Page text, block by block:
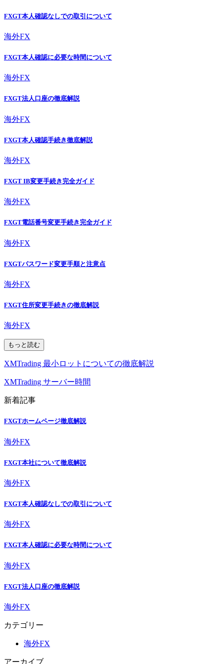
FXGT本人確認なしでの取引について
海外FX
FXGT本人確認に必要な時間について
海外FX
FXGT法人口座の徹底解説
海外FX
FXGT本人確認手続き徹底解説
海外FX
FXGT IB変更手続き完全ガイド
海外FX
FXGT電話番号変更手続き完全ガイド
海外FX
FXGTパスワード変更手順と注意点
海外FX
FXGT住所変更手続きの徹底解説
海外FX
もっと読む
XMTrading 最小ロットについての徹底解説
XMTrading サーバー時間
新着記事
FXGTホームページ徹底解説
海外FX
FXGT本社について徹底解説
海外FX
FXGT本人確認なしでの取引について
海外FX
FXGT本人確認に必要な時間について
海外FX
FXGT法人口座の徹底解説
海外FX
カテゴリー
海外FX
アーカイブ